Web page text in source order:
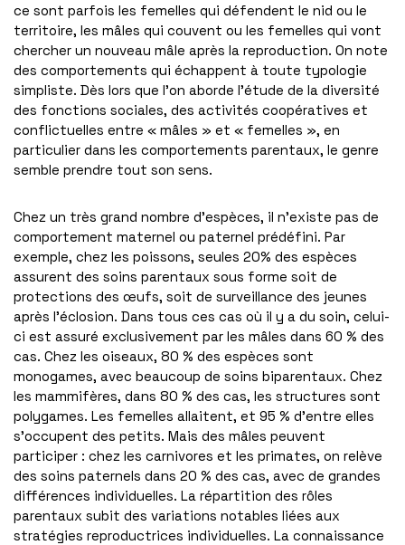
ce sont parfois les femelles qui défendent le nid ou le
territoire, les mâles qui couvent ou les femelles qui vont
chercher un nouveau mâle après la reproduction. On note
des comportements qui échappent à toute typologie
simpliste. Dès lors que l’on aborde l’étude de la diversité
des fonctions sociales, des activités coopératives et
conflictuelles entre « mâles » et « femelles », en
particulier dans les comportements parentaux, le genre
semble prendre tout son sens.
Chez un très grand nombre d’espèces, il n’existe pas de
comportement maternel ou paternel prédéfini. Par
exemple, chez les poissons, seules 20% des espèces
assurent des soins parentaux sous forme soit de
protections des œufs, soit de surveillance des jeunes
après l’éclosion. Dans tous ces cas où il y a du soin, celui-
ci est assuré exclusivement par les mâles dans 60 % des
cas. Chez les oiseaux, 80 % des espèces sont
monogames, avec beaucoup de soins biparentaux. Chez
les mammifères, dans 80 % des cas, les structures sont
polygames. Les femelles allaitent, et 95 % d’entre elles
s’occupent des petits. Mais des mâles peuvent
participer : chez les carnivores et les primates, on relève
des soins paternels dans 20 % des cas, avec de grandes
différences individuelles. La répartition des rôles
parentaux subit des variations notables liées aux
stratégies reproductrices individuelles. La connaissance